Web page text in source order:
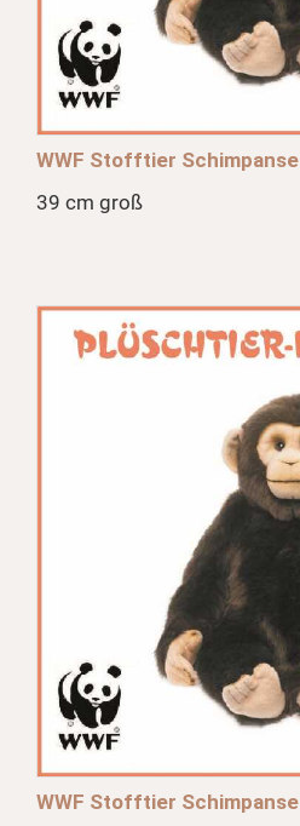
WWF Stofftier Schimpanse
39 cm groß
WWF Stofftier Schimpanse